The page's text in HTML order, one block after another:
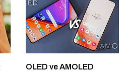
OLED ve AMOLED